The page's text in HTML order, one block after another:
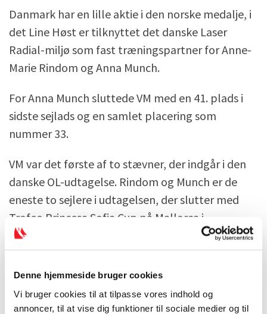
Denne hjemmeside bruger cookies
Vi bruger cookies til at tilpasse vores indhold og
annoncer, til at vise dig funktioner til sociale medier og til
Danmark har en lille aktie i den norske medalje, i
det Line Høst er tilknyttet det danske Laser
Radial-miljø som fast træningspartner for Anne-
Marie Rindom og Anna Munch.
For Anna Munch sluttede VM med en 41. plads i
sidste sejlads og en samlet placering som
nummer 33.
VM var det første af to stævner, der indgår i den
danske OL-udtagelse. Rindom og Munch er de
eneste to sejlere i udtagelsen, der slutter med
Trofeo Princesa Sofia Cup på Mallorca i
begyndelsen af april.